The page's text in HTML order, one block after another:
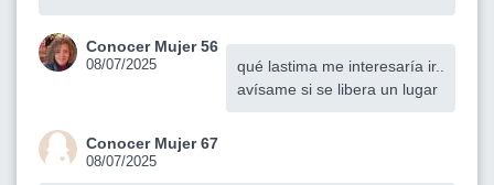
Conocer Mujer 56
08/07/2025
qué lastima me interesaría ir..
avísame si se libera un lugar
Conocer Mujer 67
08/07/2025